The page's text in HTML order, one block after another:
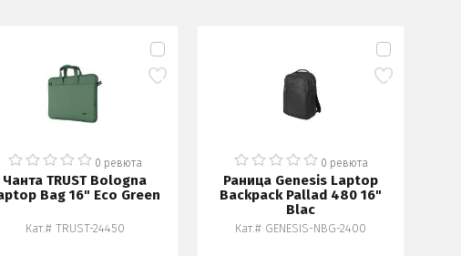
0 ревюта
Чанта TRUST Bologna
Bag 16" Eco Green
Кат.# TRUST-24450
0 ревюта
Раница Genesis Laptop
Backpack Pallad 480 16"
Blac
Кат.# GENESIS-NBG-2400